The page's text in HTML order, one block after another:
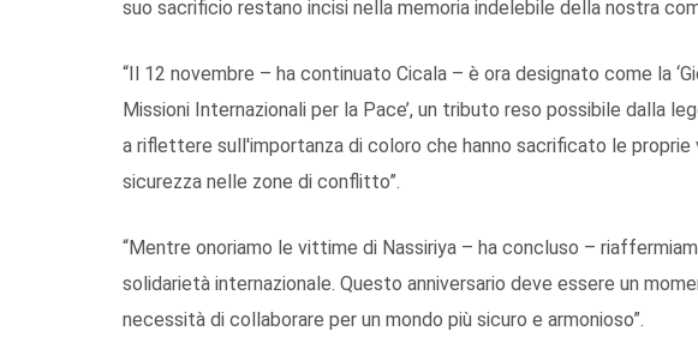
suo sacrificio restano incisi nella memoria indelebile della nostra
“Il 12 novembre – ha continuato Cicala – è ora designato come la
Missioni Internazionali per la Pace’, un tributo reso possibile dalla
a riflettere sull'importanza di coloro che hanno sacrificato le
sicurezza nelle zone di conflitto”.
“Mentre onoriamo le vittime di Nassiriya – ha concluso –
solidarietà internazionale. Questo anniversario deve essere un
necessità di collaborare per un mondo più sicuro e armonioso”.